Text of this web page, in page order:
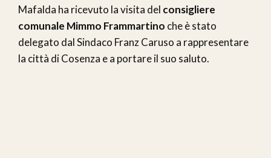
Mafalda ha ricevuto la visita del consigliere
comunale Mimmo Frammartino che è stato
delegato dal Sindaco Franz Caruso a rappresentare
la città di Cosenza e a portare il suo saluto.